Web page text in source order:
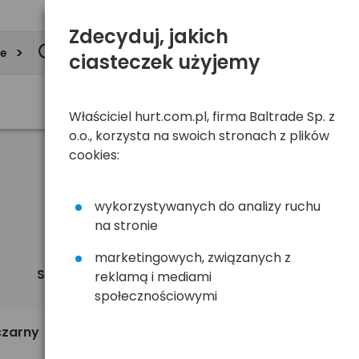
Sortuj domyślnie
Zdecyduj, jakich
ciasteczek użyjemy
Właściciel hurt.com.pl, firma Baltrade Sp. z
o.o., korzysta na swoich stronach z plików
cookies:
wykorzystywanych do analizy ruchu
na stronie
marketingowych, związanych z
reklamą i mediami
społecznościowymi